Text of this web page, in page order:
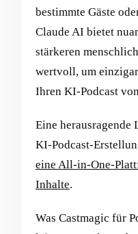
bestimmte Gäste
Claude AI bietet
stärkeren
wertvoll, um
Ihren KI-Podcast
Eine herausragende
KI-Podcast-
eine All-in-One-
Inhalte.
Was Castmagic für